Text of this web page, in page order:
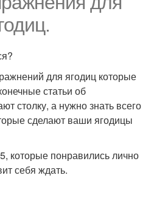
для ягодиц которые
статьи об
столку, а нужно знать всего
сделают ваши ягодицы
которые понравились лично
себя ждать.